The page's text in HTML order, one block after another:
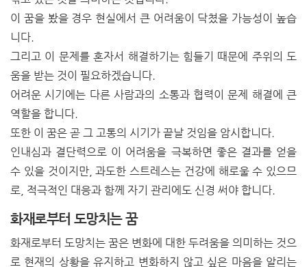
이 꿈을 봤을 경우 현실에서 큰 어려움이 닥쳤을 가능성이 높습
니다.
그리고 이 문제를 혼자서 해결하기는 힘들기 때문에 주위의 도
움을 받는 것이 필요하겠습니다.
어려운 시기에는 다른 사람과의 소통과 협력이 문제 해결에 큰
역할을 합니다.
또한 이 꿈은 곧 그 고통의 시기가 끝날 것임을 암시합니다.
인내심과 결단력으로 이 어려움을 극복하면 좋은 결과를 얻을
수 있을 것이지만, 과도한 스트레스는 건강에 해로울 수 있으므
로, 적극적인 대응과 함께 자기 관리에도 신경 써야 합니다.
화재로부터 도망치는 꿈
화재로부터 도망치는 꿈은 변화에 대한 두려움을 의미하는 것으
로 현재의 상황을 유지하고 변화하지 않고 싶은 마음을 알리는